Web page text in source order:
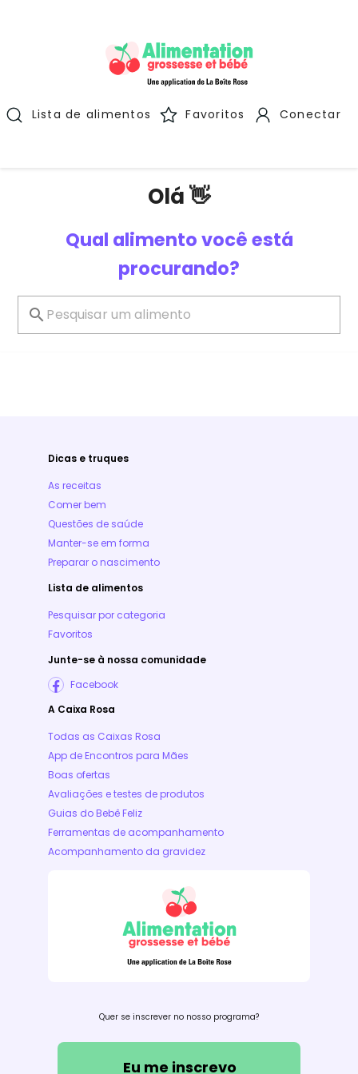
Lista de alimentos Favoritos Conectar
Olá 👋
Qual alimento você está
procurando?
Dicas e truques
As receitas
Comer bem
Questões de saúde
Manter-se em forma
Preparar o nascimento
Lista de alimentos
Pesquisar por categoria
Favoritos
Junte-se à nossa comunidade
Facebook
A Caixa Rosa
Todas as Caixas Rosa
App de Encontros para Mães
Boas ofertas
Avaliações e testes de produtos
Guias do Bebê Feliz
Ferramentas de acompanhamento
Acompanhamento da gravidez
Quer se inscrever no nosso programa?
Eu me inscrevo